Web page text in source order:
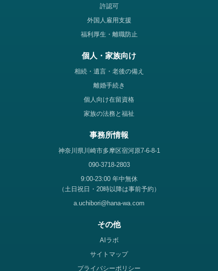
許認可
外国人雇用支援
福利厚生・離職防止
個人・家族向け
相続・遺言・老後の備え
離婚手続き
個人向け在留資格
家族の法務と福祉
事務所情報
神奈川県川崎市多摩区宿河原7-6-8-1
090-3718-2803
9:00-23:00 年中無休
（土日祝日・20時以降は事前予約）
a.uchibori@hana-wa.com
その他
AIラボ
サイトマップ
プライバシーポリシー